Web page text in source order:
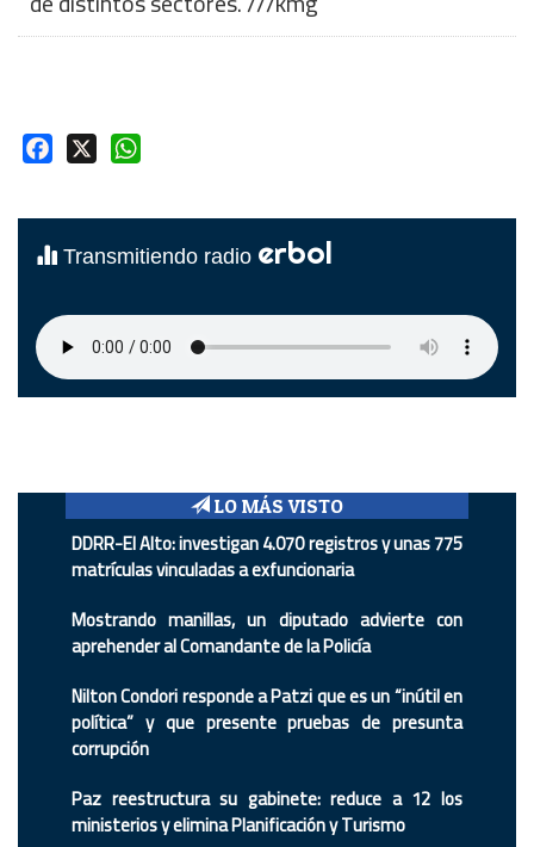
Facebook
Transmitiendo radio erbol
LO MÁS VISTO
DDRR-El Alto: investigan 4.070 registros y unas 775
matrículas vinculadas a exfuncionaria
Mostrando manillas, un diputado advierte con
aprehender al Comandante de la Policía
Nilton Condori responde a Patzi que es un “inútil en
política” y que presente pruebas de presunta
corrupción
Paz reestructura su gabinete: reduce a 12 los
ministerios y elimina Planificación y Turismo